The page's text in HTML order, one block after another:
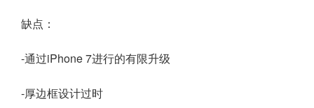
缺点：
-通过iPhone 7进行的有限升级
-厚边框设计过时